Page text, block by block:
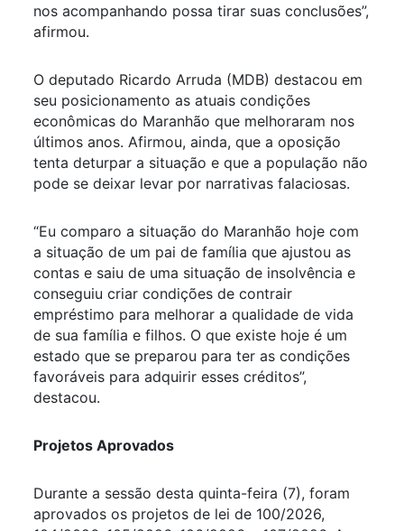
nos acompanhando possa tirar suas conclusões”,
afirmou.
O deputado Ricardo Arruda (MDB) destacou em
seu posicionamento as atuais condições
econômicas do Maranhão que melhoraram nos
últimos anos. Afirmou, ainda, que a oposição
tenta deturpar a situação e que a população não
pode se deixar levar por narrativas falaciosas.
“Eu comparo a situação do Maranhão hoje com
a situação de um pai de família que ajustou as
contas e saiu de uma situação de insolvência e
conseguiu criar condições de contrair
empréstimo para melhorar a qualidade de vida
de sua família e filhos. O que existe hoje é um
estado que se preparou para ter as condições
favoráveis para adquirir esses créditos”,
destacou.
Projetos Aprovados
Durante a sessão desta quinta-feira (7), foram
aprovados os projetos de lei de 100/2026,